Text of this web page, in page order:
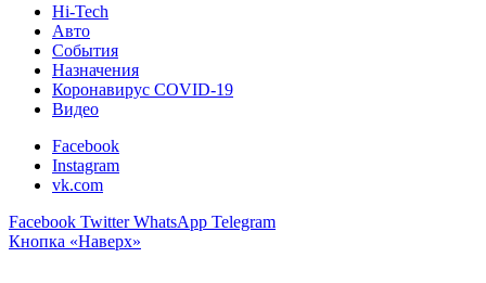
Hi-Tech
Авто
События
Назначения
Коронавирус COVID-19
Видео
Facebook
Instagram
vk.com
Facebook Twitter WhatsApp Telegram
Кнопка «Наверх»